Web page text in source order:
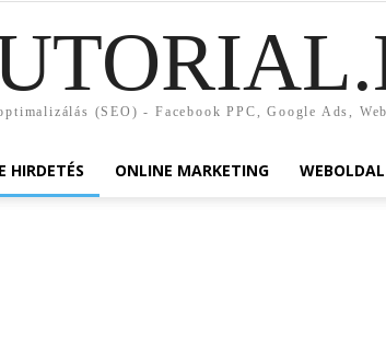
(SEO) - Facebook PPC, Google Ads,
HIRDETÉS ONLINE MARKETING